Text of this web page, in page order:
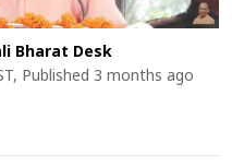
Bharat Desk
Published 3 months ago